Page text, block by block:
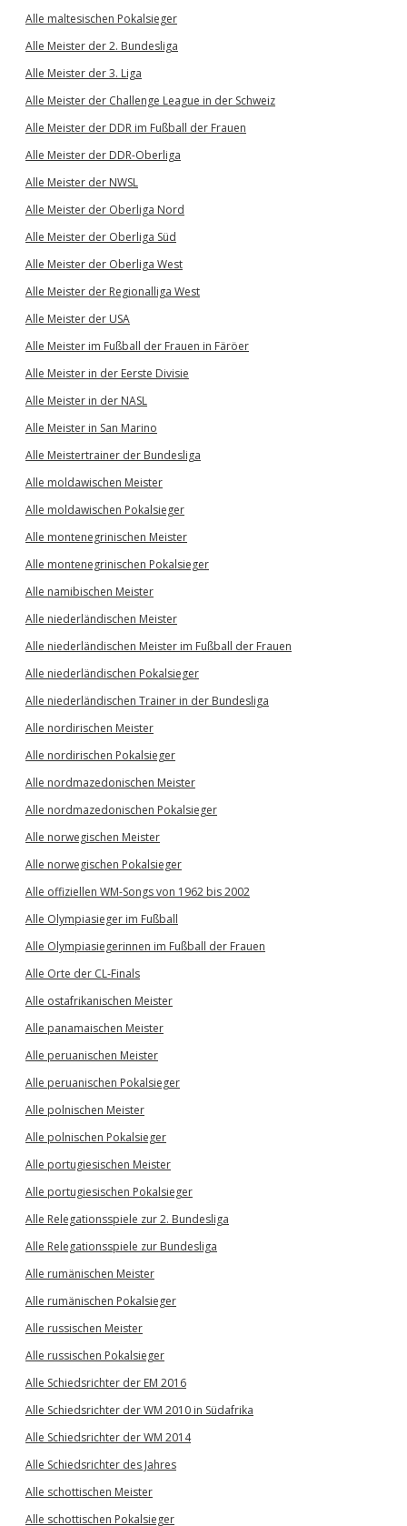
Alle maltesischen Pokalsieger
Alle Meister der 2. Bundesliga
Alle Meister der 3. Liga
Alle Meister der Challenge League in der Schweiz
Alle Meister der DDR im Fußball der Frauen
Alle Meister der DDR-Oberliga
Alle Meister der NWSL
Alle Meister der Oberliga Nord
Alle Meister der Oberliga Süd
Alle Meister der Oberliga West
Alle Meister der Regionalliga West
Alle Meister der USA
Alle Meister im Fußball der Frauen in Färöer
Alle Meister in der Eerste Divisie
Alle Meister in der NASL
Alle Meister in San Marino
Alle Meistertrainer der Bundesliga
Alle moldawischen Meister
Alle moldawischen Pokalsieger
Alle montenegrinischen Meister
Alle montenegrinischen Pokalsieger
Alle namibischen Meister
Alle niederländischen Meister
Alle niederländischen Meister im Fußball der Frauen
Alle niederländischen Pokalsieger
Alle niederländischen Trainer in der Bundesliga
Alle nordirischen Meister
Alle nordirischen Pokalsieger
Alle nordmazedonischen Meister
Alle nordmazedonischen Pokalsieger
Alle norwegischen Meister
Alle norwegischen Pokalsieger
Alle offiziellen WM-Songs von 1962 bis 2002
Alle Olympiasieger im Fußball
Alle Olympiasiegerinnen im Fußball der Frauen
Alle Orte der CL-Finals
Alle ostafrikanischen Meister
Alle panamaischen Meister
Alle peruanischen Meister
Alle peruanischen Pokalsieger
Alle polnischen Meister
Alle polnischen Pokalsieger
Alle portugiesischen Meister
Alle portugiesischen Pokalsieger
Alle Relegationsspiele zur 2. Bundesliga
Alle Relegationsspiele zur Bundesliga
Alle rumänischen Meister
Alle rumänischen Pokalsieger
Alle russischen Meister
Alle russischen Pokalsieger
Alle Schiedsrichter der EM 2016
Alle Schiedsrichter der WM 2010 in Südafrika
Alle Schiedsrichter der WM 2014
Alle Schiedsrichter des Jahres
Alle schottischen Meister
Alle schottischen Pokalsieger